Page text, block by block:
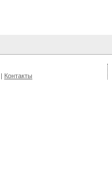
| Контакты